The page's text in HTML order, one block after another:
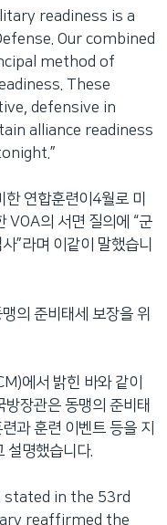
readiness is a
Our combined
method of
These
defensive in
alliance readiness
연합훈련이4월로 미
VOA의 서면 질의에 “군
”라며 이같이 말했습니
의 준비태세 보장을 위
에서 밝힌 바와 같이
장관은 동맹의 준비태
과 훈련 이벤트 등을 지
설명했습니다.
stated in the 53rd
reaffirmed the